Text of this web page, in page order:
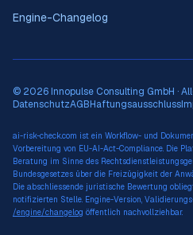
Engine-Changelog
© 2026 Innopulse Consulting GmbH ·
DatenschutzAGBHaftungsausschluss
ai-risk-check.com ist ein Workflow- und
Vorbereitung von EU-AI-Act-Compliance. Die
Beratung im Sinne des
Bundesgesetzes über die Freizügigkeit der
Die abschliessende juristische Bewertung
notifizierten Stelle. Engine-Version,
/engine/changelog öffentlich nachvollziehbar.